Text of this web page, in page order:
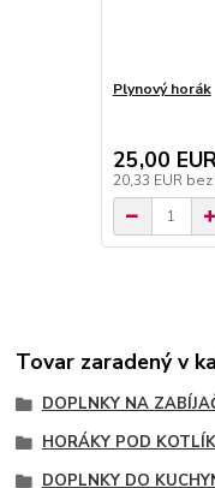
Plynový horák
25,00
20,33 EUR bez
Tovar zaradený v
DOPLNKY NA
HORÁKY POD
DOPLNKY DO